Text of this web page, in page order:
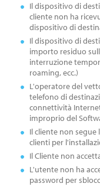
Il dispositivo di
cliente non ha
dispositivo di
Il dispositivo di
importo residuo
interruzione
roaming, ecc.)
L'operatore del
telefono di
connettività
improprio del
Il cliente non segue
clienti per
Il Cliente non
L'utente non ha
password per